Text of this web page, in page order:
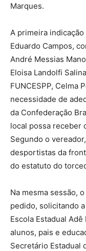
Marques.
A primeira
Eduardo Campos,
André Messias
Eloisa Landolfi
FUNCESPP, Celma
necessidade de
da Confederação
local possa receber
Segundo o
desportistas da
do estatuto do
Na mesma sessão,
pedido, solicitando
Escola Estadual
alunos, pais e
Secretário Estadual